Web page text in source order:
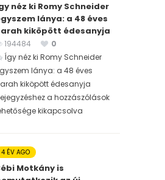
néz ki Romy Schneider
lánya: a 48 éves
kiköpött édesanyja
194484
0
Így néz ki Romy Schneider
lánya: a 48 éves
kiköpött édesanyja
a hozzászólások
kikapcsolva
4 ÉV AGO
Motkány is